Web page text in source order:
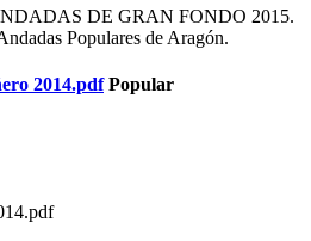
DE GRAN FONDO 2015.
Populares de Aragón.
2014.pdf Popular